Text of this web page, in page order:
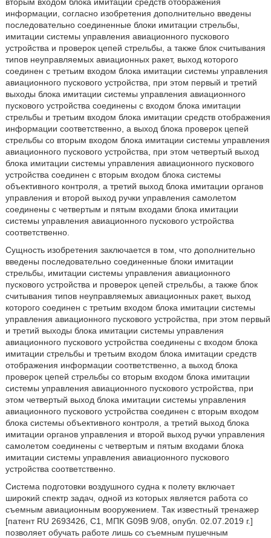
информации, согласно изобретения дополнительно введены
последовательно соединенные блоки имитации стрельбы,
имитации системы управления авиационного пускового
устройства и проверок цепей стрельбы, а также блок считывания
типов неуправляемых авиационных ракет, выход которого
соединен с третьим входом блока имитации системы управления
авиационного пускового устройства, при этом первый и третий
выходы блока имитации системы управления авиационного
пускового устройства соединены с входом блока имитации
стрельбы и третьим входом блока имитации средств отображения
информации соответственно, а выход блока проверок цепей
стрельбы со вторым входом блока имитации системы управления
авиационного пускового устройства, при этом четвертый выход
блока имитации системы управления авиационного пускового
устройства соединен с вторым входом блока системы
объективного контроля, а третий выход блока имитации органов
управления и второй выход ручки управления самолетом
соединены с четвертым и пятым входами блока имитации
системы управления авиационного пускового устройства
соответственно.
Сущность изобретения заключается в том, что дополнительно
введены последовательно соединенные блоки имитации
стрельбы, имитации системы управления авиационного
пускового устройства и проверок цепей стрельбы, а также блок
считывания типов неуправляемых авиационных ракет, выход
которого соединен с третьим входом блока имитации системы
управления авиационного пускового устройства, при этом первый
и третий выходы блока имитации системы управления
авиационного пускового устройства соединены с входом блока
имитации стрельбы и третьим входом блока имитации средств
отображения информации соответственно, а выход блока
проверок цепей стрельбы со вторым входом блока имитации
системы управления авиационного пускового устройства, при
этом четвертый выход блока имитации системы управления
авиационного пускового устройства соединен с вторым входом
блока системы объективного контроля, а третий выход блока
имитации органов управления и второй выход ручки управления
самолетом соединены с четвертым и пятым входами блока
имитации системы управления авиационного пускового
устройства соответственно.
Система подготовки воздушного судна к полету включает
широкий спектр задач, одной из которых является работа со
съемным авиационным вооружением. Так известный тренажер
[патент RU 2693426, С1, МПК G09B 9/08, опубл. 02.07.2019 г.]
позволяет обучать работе лишь со съемным пушечным